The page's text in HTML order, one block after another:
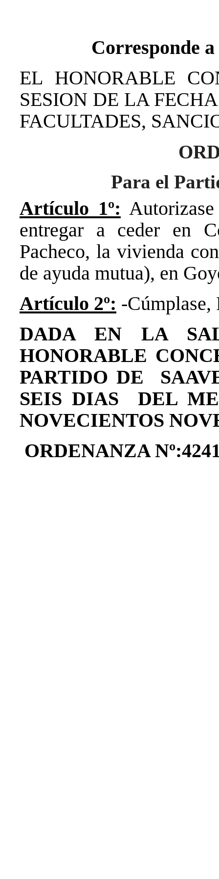
Corresponde
EL HONORABLE
SESION DE LA
FACULTADES,
Para el
Artículo 1º:
entregar a ceder en
Pacheco, la vivienda
de ayuda mutua), en
Artículo 2º: -Cúmplase,
DADA EN LA
HONORABLE
PARTIDO DE
SEIS DIAS DEL
NOVECIENTOS
ORDENANZA